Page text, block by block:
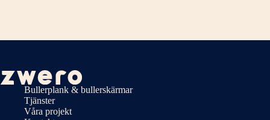
Bullerplank & bullerskärmar
Tjänster
Våra projekt